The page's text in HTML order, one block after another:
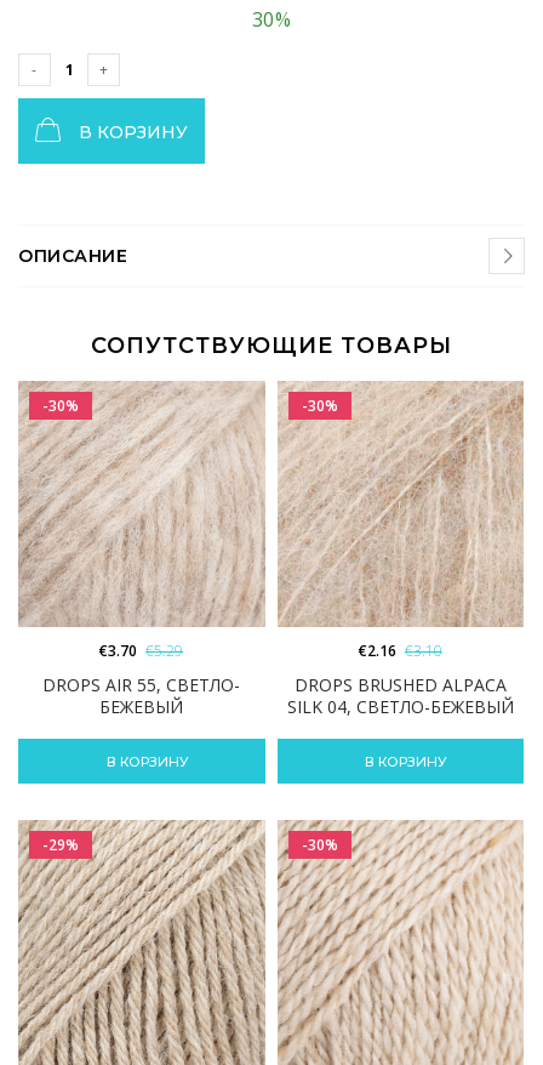
30%
В КОРЗИНУ
ОПИСАНИЕ
СОПУТСТВУЮЩИЕ ТОВАРЫ
-30%
DROPS AIR 55, СВЕТЛО-
БЕЖЕВЫЙ
€3.70 €5.29
В КОРЗИНУ
-30%
DROPS BRUSHED ALPACA
SILK 04, СВЕТЛО-БЕЖЕВЫЙ
€2.16 €3.10
В КОРЗИНУ
-29% -30%